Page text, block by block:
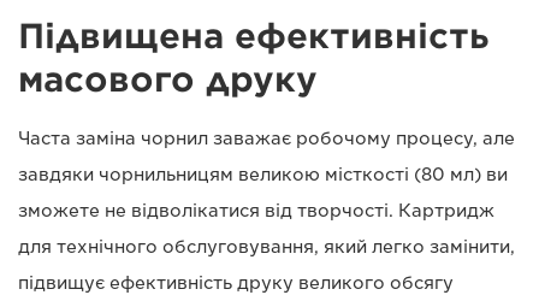
Підвищена ефективність
масового друку
Часта заміна чорнил заважає робочому процесу, але
завдяки чорнильницям великою місткості (80 мл) ви
зможете не відволікатися від творчості. Картридж
для технічного обслуговування, який легко замінити,
підвищує ефективність друку великого обсягу